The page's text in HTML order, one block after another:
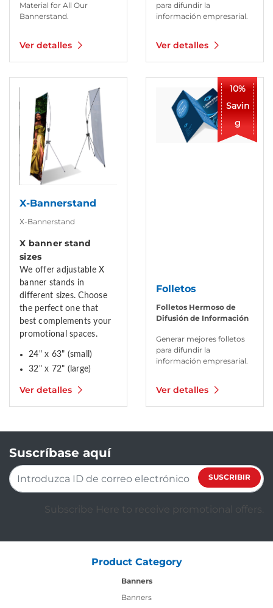
Material for All Our
Bannerstand.
Ver detalles
para difundir la
información empresarial.
Ver detalles
X-Bannerstand
X-Bannerstand
X banner stand
sizes
We offer adjustable X
banner stands in
different sizes. Choose
the perfect one that
best complements your
promotional spaces.
24" x 63" (small)
32" x 72" (large)
Ver detalles
10%
Savin
g
Folletos
Folletos Hermoso de
Difusión de Información
Generar mejores folletos
para difundir la
información empresarial.
Ver detalles
Ver detalles Folletos
Suscríbase aquí
SUSCRIBIR
Subscribe Here to receive promotional offers.
Product Category
Banners
Banners